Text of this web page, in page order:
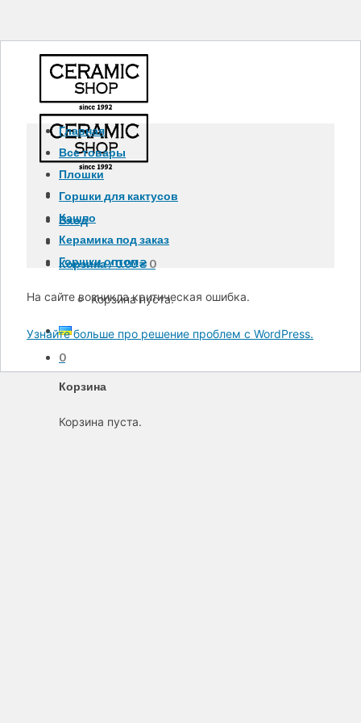
Вход
Корзина /0.00₴ 0
Корзина пуста.
0
Корзина
Корзина пуста.
Главная
Все товары
Плошки
Горшки для кактусов
Кашпо
Керамика под заказ
Горшки оптом
На сайте возникла критическая ошибка.
Узнайте больше про решение проблем с WordPress.